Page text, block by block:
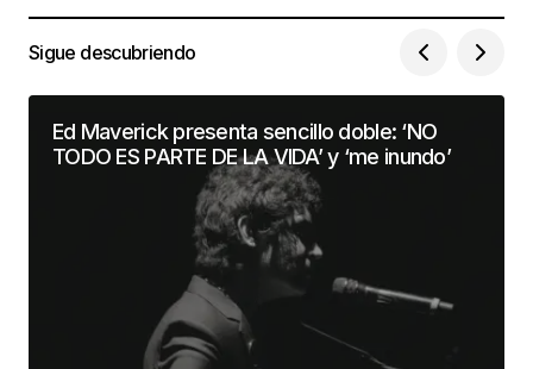
Sigue descubriendo
Ed Maverick presenta sencillo doble: ‘NO
TODO ES PARTE DE LA VIDA’ y ‘me inundo’